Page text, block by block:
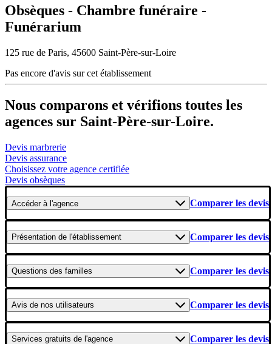
Obsèques - Chambre funéraire -
Funérarium
125 rue de Paris, 45600 Saint-Père-sur-Loire
Pas encore d'avis sur cet établissement
Nous comparons et vérifions toutes les
agences sur Saint-Père-sur-Loire.
Devis marbrerie
Devis assurance
Choisissez votre agence certifiée
Devis obsèques
Accéderà l'agence Comparer les devis
Présentation de l'établissement Comparer les devis
Questions des familles Comparer les devis
Avis de nos utilisateurs Comparer les devis
Services gratuits de l'agence Comparer les devis